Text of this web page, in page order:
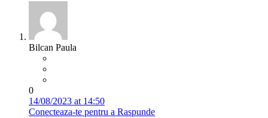
Bilcan Paula
0
14/08/2023 at 14:50
Conecteaza-te pentru a Raspunde